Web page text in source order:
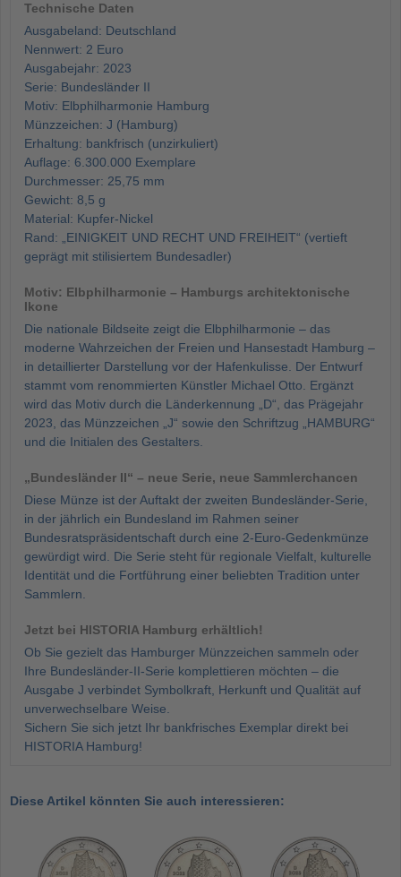
Technische Daten
Ausgabeland: Deutschland
Nennwert: 2 Euro
Ausgabejahr: 2023
Serie: Bundesländer II
Motiv: Elbphilharmonie Hamburg
Münzzeichen: J (Hamburg)
Erhaltung: bankfrisch (unzirkuliert)
Auflage: 6.300.000 Exemplare
Durchmesser: 25,75 mm
Gewicht: 8,5 g
Material: Kupfer-Nickel
Rand: „EINIGKEIT UND RECHT UND FREIHEIT“ (vertieft
geprägt mit stilisiertem Bundesadler)
Motiv: Elbphilharmonie – Hamburgs architektonische
Ikone
Die nationale Bildseite zeigt die Elbphilharmonie – das
moderne Wahrzeichen der Freien und Hansestadt Hamburg –
in detaillierter Darstellung vor der Hafenkulisse. Der Entwurf
stammt vom renommierten Künstler Michael Otto. Ergänzt
wird das Motiv durch die Länderkennung „D“, das Prägejahr
2023, das Münzzeichen „J“ sowie den Schriftzug „HAMBURG“
und die Initialen des Gestalters.
„Bundesländer II“ – neue Serie, neue Sammlerchancen
Diese Münze ist der Auftakt der zweiten Bundesländer-Serie,
in der jährlich ein Bundesland im Rahmen seiner
Bundesratspräsidentschaft durch eine 2-Euro-Gedenkmünze
gewürdigt wird. Die Serie steht für regionale Vielfalt, kulturelle
Identität und die Fortführung einer beliebten Tradition unter
Sammlern.
Jetzt bei HISTORIA Hamburg erhältlich!
Ob Sie gezielt das Hamburger Münzzeichen sammeln oder
Ihre Bundesländer-II-Serie komplettieren möchten – die
Ausgabe J verbindet Symbolkraft, Herkunft und Qualität auf
unverwechselbare Weise.
Sichern Sie sich jetzt Ihr bankfrisches Exemplar direkt bei
HISTORIA Hamburg!
Diese Artikel könnten Sie auch interessieren: